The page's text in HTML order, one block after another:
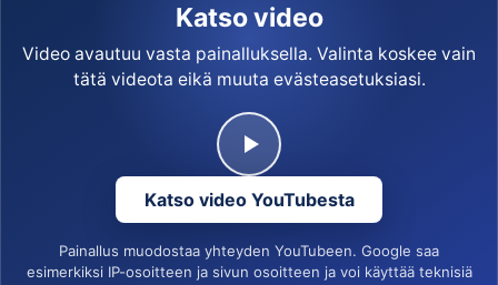
Katso video
Video avautuu vasta painalluksella. Valinta koskee vain
tätä videota eikä muuta evästeasetuksiasi.
Katso video YouTubesta
Painallus muodostaa yhteyden YouTubeen. Google saa
esimerkiksi IP-osoitteen ja sivun osoitteen ja voi käyttää teknisiä